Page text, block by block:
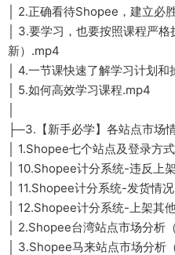
│ 2.正确看待Shopee，建立必
│ 3.要学习，也要按照课程严
新）.mp4
│ 4.一节课快速了解学习计划
│ 5.如何高效学习课程.mp4
├─3.【新手必学】各站点市场
│ 1.Shopee七个站点及登录方
│ 10.Shopee计分系统-违反上
│ 11.Shopee计分系统-发货情
│ 12.Shopee计分系统-上架其
│ 2.Shopee台湾站点市场分析
│ 3.Shopee马来站点市场分析